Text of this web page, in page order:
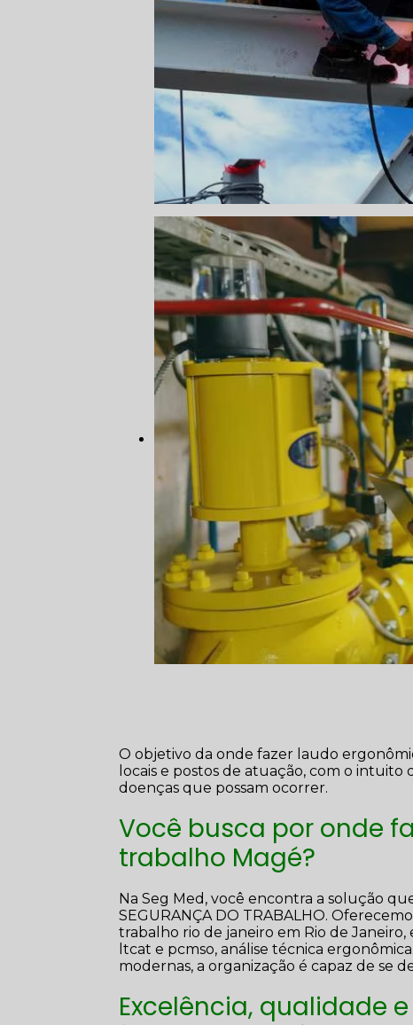
O objetivo da onde fazer laudo
locais e postos de atuação, com o
doenças que possam ocorrer.
Você busca por onde
trabalho Magé?
Na Seg Med, você encontra a solução
SEGURANÇA DO TRABALHO.
trabalho rio de janeiro em Rio de
ltcat e pcmso, análise técnica
modernas, a organização é capaz de se
Excelência, qualidade